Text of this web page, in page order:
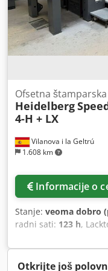
Vilanova i la Geltrú
1.608 km
Ofsetna
Heidelberg
4-H + LX
Informacije o
Stanje: veoma dobro
radni sati: 123 h,
Kontrola osovine
upravljačem za zone
registraciju obima,
Otkrijte još